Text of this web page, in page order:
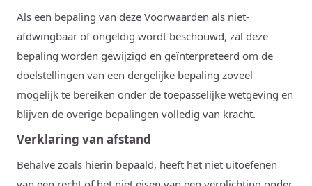
Als een bepaling van deze Voorwaarden als niet-
afdwingbaar of ongeldig wordt beschouwd, zal deze
bepaling worden gewijzigd en geïnterpreteerd om de
doelstellingen van een dergelijke bepaling zoveel
mogelijk te bereiken onder de toepasselijke wetgeving en
blijven de overige bepalingen volledig van kracht.
Verklaring van afstand
Behalve zoals hierin bepaald, heeft het niet uitoefenen